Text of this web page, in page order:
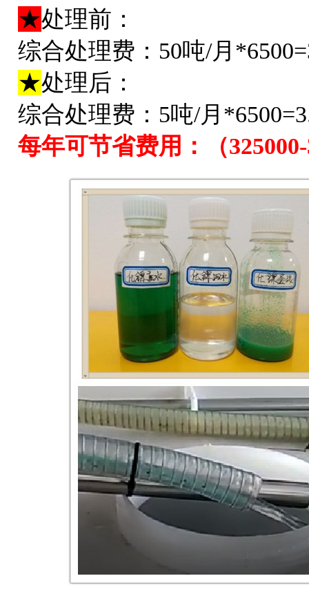
★处理前：
综合处理费：50吨/月
★处理后：
综合处理费：5吨/月
每年可节省费用：（